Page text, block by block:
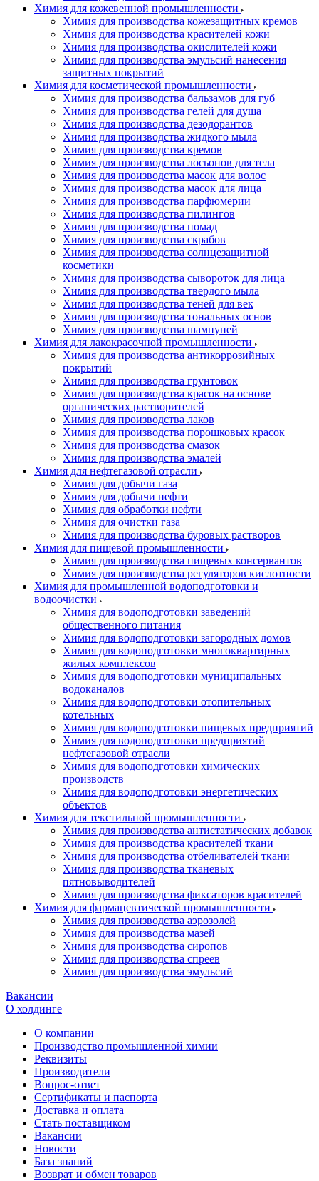
Химия для кожевенной промышленности
Химия для производства кожезащитных кремов
Химия для производства красителей кожи
Химия для производства окислителей кожи
Химия для производства эмульсий нанесения
защитных покрытий
Химия для косметической промышленности
Химия для производства бальзамов для губ
Химия для производства гелей для душа
Химия для производства дезодорантов
Химия для производства жидкого мыла
Химия для производства кремов
Химия для производства лосьонов для тела
Химия для производства масок для волос
Химия для производства масок для лица
Химия для производства парфюмерии
Химия для производства пилингов
Химия для производства помад
Химия для производства скрабов
Химия для производства солнцезащитной
косметики
Химия для производства сывороток для лица
Химия для производства твердого мыла
Химия для производства теней для век
Химия для производства тональных основ
Химия для производства шампуней
Химия для лакокрасочной промышленности
Химия для производства антикоррозийных
покрытий
Химия для производства грунтовок
Химия для производства красок на основе
органических растворителей
Химия для производства лаков
Химия для производства порошковых красок
Химия для производства смазок
Химия для производства эмалей
Химия для нефтегазовой отрасли
Химия для добычи газа
Химия для добычи нефти
Химия для обработки нефти
Химия для очистки газа
Химия для производства буровых растворов
Химия для пищевой промышленности
Химия для производства пищевых консервантов
Химия для производства регуляторов кислотности
Химия для промышленной водоподготовки и
водоочистки
Химия для водоподготовки заведений
общественного питания
Химия для водоподготовки загородных домов
Химия для водоподготовки многоквартирных
жилых комплексов
Химия для водоподготовки муниципальных
водоканалов
Химия для водоподготовки отопительных
котельных
Химия для водоподготовки пищевых предприятий
Химия для водоподготовки предприятий
нефтегазовой отрасли
Химия для водоподготовки химических
производств
Химия для водоподготовки энергетических
объектов
Химия для текстильной промышленности
Химия для производства антистатических добавок
Химия для производства красителей ткани
Химия для производства отбеливателей ткани
Химия для производства тканевых
пятновыводителей
Химия для производства фиксаторов красителей
Химия для фармацевтической промышленности
Химия для производства аэрозолей
Химия для производства мазей
Химия для производства сиропов
Химия для производства спреев
Химия для производства эмульсий
Вакансии
О холдинге
О компании
Производство промышленной химии
Реквизиты
Производители
Вопрос-ответ
Сертификаты и паспорта
Доставка и оплата
Стать поставщиком
Вакансии
Новости
База знаний
Возврат и обмен товаров